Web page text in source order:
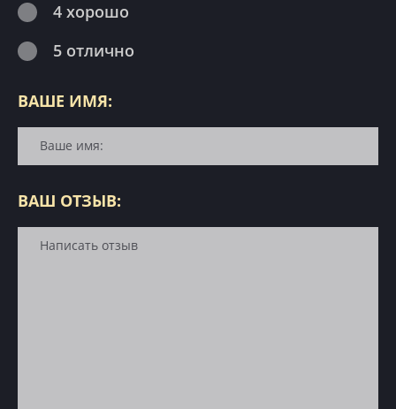
4 хорошо
5 отлично
ВАШЕ ИМЯ:
ВАШ ОТЗЫВ: